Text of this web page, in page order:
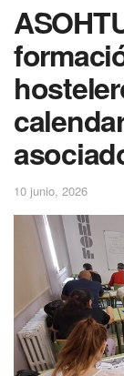
10 junio, 2026